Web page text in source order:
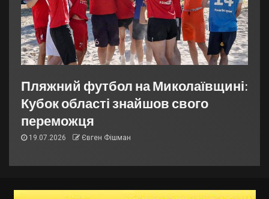
Пляжний футбол на Миколаївщині:
Кубок області знайшов свого
переможця
19.07.2026 Євген Фішман